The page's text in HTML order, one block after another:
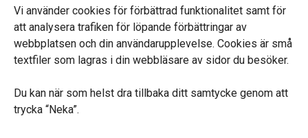
Vi använder cookies för förbättrad funktionalitet samt för
att analysera trafiken för löpande förbättringar av
webbplatsen och din användarupplevelse. Cookies är små
textfiler som lagras i din webbläsare av sidor du besöker.
Du kan när som helst dra tillbaka ditt samtycke genom att
trycka “Neka”.
Telefonjour dygnet runt.
Vårt systerbolag Verahill hjälper dig med familjejuridiken –